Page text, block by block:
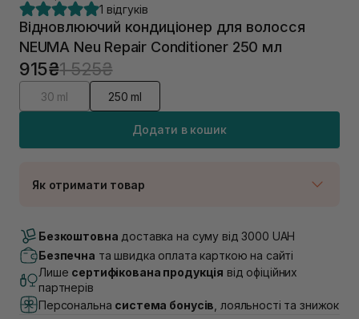
1 відгуків
Відновлюючий кондиціонер для волосся
NEUMA Neu Repair Conditioner 250 мл
915₴1 525₴
30 ml 250 ml
Додати в кошик
Як отримати товар
В наявності
Самовивіз м. Луцьк, вул. Винниченка 4
В наявності
Самовивіз м. Львів, вул. Академіка Підстригача, 1В
(Duck’s Lake)
В наявності
Безкоштовна доставка на суму від 3000 UAH
Безпечна та швидка оплата карткою на сайті
Лише сертифікована продукція від офіційних
партнерів
Персональна система бонусів , лояльності та знижок